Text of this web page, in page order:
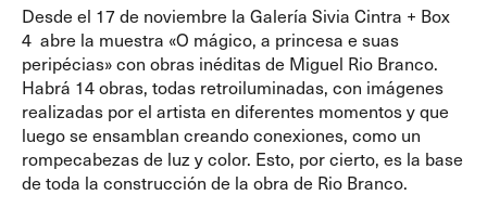
Desde el 17 de noviembre la Galería Sivia Cintra + Box
4 abre la muestra «O mágico, a princesa e suas
peripécias»con obras inéditas de Miguel Rio Branco.
Habrá 14 obras, todas retroiluminadas, con imágenes
realizadas por el artista en diferentes momentos y que
luego se ensamblan creando conexiones, como un
rompecabezas de luz y color. Esto, por cierto, es la base
de toda la construcción de la obra de Rio Branco.